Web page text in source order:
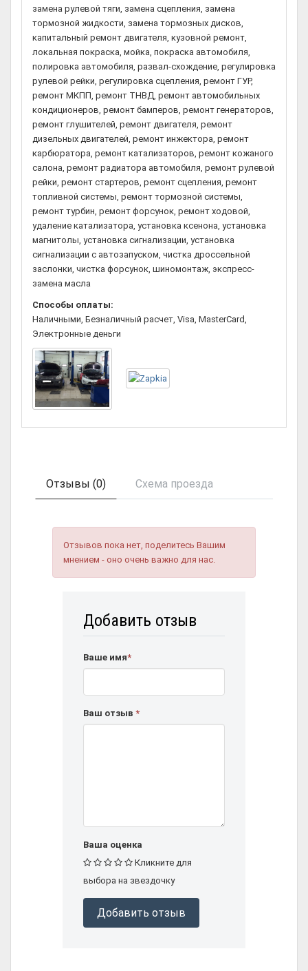
замена рулевой тяги, замена сцепления, замена
тормозной жидкости, замена тормозных дисков,
капитальный ремонт двигателя, кузовной ремонт,
локальная покраска, мойка, покраска автомобиля,
полировка автомобиля, развал-схождение, регулировка
рулевой рейки, регулировка сцепления, ремонт ГУР,
ремонт МКПП, ремонт ТНВД, ремонт автомобильных
кондиционеров, ремонт бамперов, ремонт генераторов,
ремонт глушителей, ремонт двигателя, ремонт
дизельных двигателей, ремонт инжектора, ремонт
карбюратора, ремонт катализаторов, ремонт кожаного
салона, ремонт радиатора автомобиля, ремонт рулевой
рейки, ремонт стартеров, ремонт сцепления, ремонт
топливной системы, ремонт тормозной системы,
ремонт турбин, ремонт форсунок, ремонт ходовой,
удаление катализатора, установка ксенона, установка
магнитолы, установка сигнализации, установка
сигнализации с автозапуском, чистка дроссельной
заслонки, чистка форсунок, шиномонтаж, экспресс-
замена масла
Способы оплаты:
Наличными, Безналичный расчет, Visa, MasterCard,
Электронные деньги
Отзывы (0) Схема проезда
Отзывов пока нет, поделитесь Вашим
мнением - оно очень важно для нас.
Добавить отзыв
Ваше имя*
Ваш отзыв *
Ваша оценка
Кликните для
выбора на звездочку
Добавить отзыв